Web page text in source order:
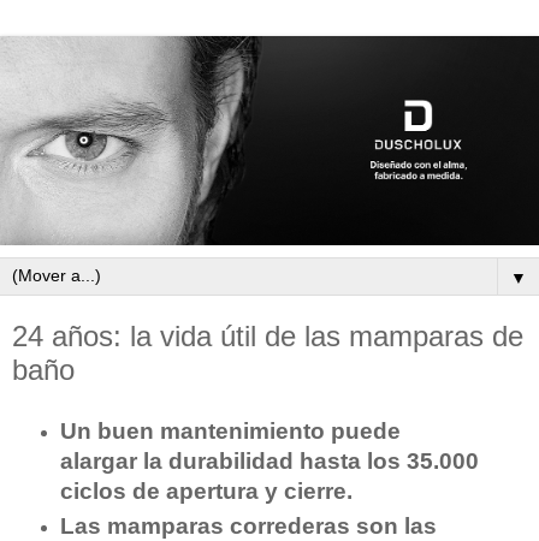
▼
24 años: la vida útil de las mamparas de
baño
Un buen mantenimiento puede
alargar la durabilidad hasta los 35.000
ciclos de apertura y cierre.
Las mamparas correderas son las